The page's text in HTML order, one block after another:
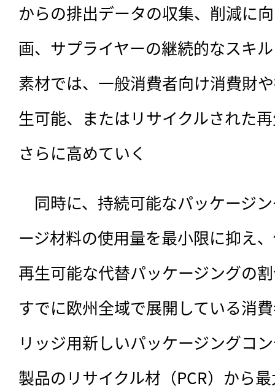
からの排出データの収集、削減に
画、サプライヤーの継続的なスキ
素材では、一般消費者向け消費財
生可能、またはリサイクルされた
さらに高めていく
同時に、持続可能なパッケージ
ージ材料の使用量を最小限に抑え
再生可能な代替パッケージングの
すでに欧州全域で展開している消
リッジ用新しいパッケージングコ
製品のリサイクル材（PCR）から